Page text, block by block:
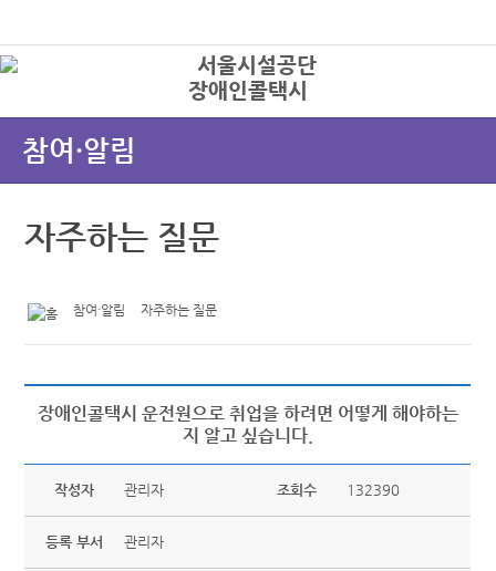
장애인콜택시
참여·알림
자주하는 질문
참여·알림 자주하는 질문
장애인콜택시 운전원으로 취업을 하려면 어떻게 해야하는
지 알고 싶습니다.
작성자 관리자 조회수 132390
등록 부서 관리자